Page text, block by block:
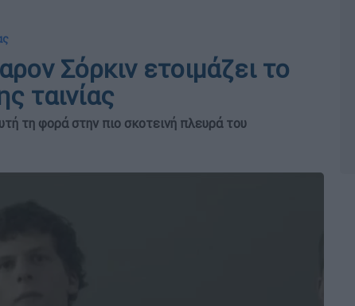
Σόρκιν ετοιμάζει το
ταινίας
τη φορά στην πιο σκοτεινή πλευρά του